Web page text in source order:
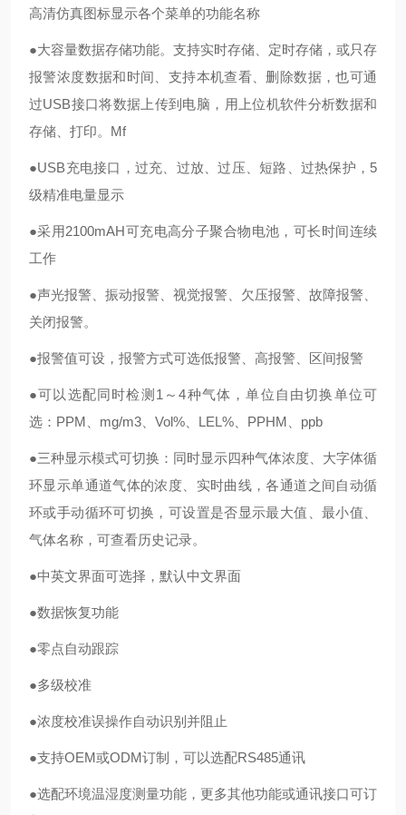
高清仿真图标显示各个菜单的功能名称
●大容量数据存储功能。支持实时存储、定时存储，或只存
报警浓度数据和时间、支持本机查看、删除数据，也可通
过USB接口将数据上传到电脑，用上位机软件分析数据和
存储、打印。Mf
●USB充电接口，过充、过放、过压、短路、过热保护，5
级精准电量显示
●采用2100mAH可充电高分子聚合物电池，可长时间连续
工作
●声光报警、振动报警、视觉报警、欠压报警、故障报警、
关闭报警。
●报警值可设，报警方式可选低报警、高报警、区间报警
●可以选配同时检测1～4种气体，单位自由切换单位可
选：PPM、mg/m3、Vol%、LEL%、PPHM、ppb
●三种显示模式可切换：同时显示四种气体浓度、大字体循
环显示单通道气体的浓度、实时曲线，各通道之间自动循
环或手动循环可切换，可设置是否显示最大值、最小值、
气体名称，可查看历史记录。
●中英文界面可选择，默认中文界面
●数据恢复功能
●零点自动跟踪
●多级校准
●浓度校准误操作自动识别并阻止
●支持OEM或ODM订制，可以选配RS485通讯
●选配环境温湿度测量功能，更多其他功能或通讯接口可订